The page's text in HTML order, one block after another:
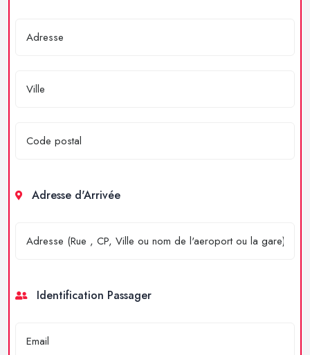
Adresse d'Arrivée
Identification Passager